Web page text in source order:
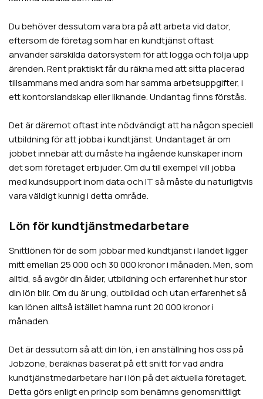
Du behöver dessutom vara bra på att arbeta vid dator,
eftersom de företag som har en kundtjänst oftast
använder särskilda datorsystem för att logga och följa upp
ärenden. Rent praktiskt får du räkna med att sitta placerad
tillsammans med andra som har samma arbetsuppgifter, i
ett kontorslandskap eller liknande. Undantag finns förstås.
Det är däremot oftast inte nödvändigt att ha någon speciell
utbildning för att jobba i kundtjänst. Undantaget är om
jobbet innebär att du måste ha ingående kunskaper inom
det som företaget erbjuder. Om du till exempel vill jobba
med kundsupport inom data och IT så måste du naturligtvis
vara väldigt kunnig i detta område.
Lön för kundtjänstmedarbetare
Snittlönen för de som jobbar med kundtjänst i landet ligger
mitt emellan 25 000 och 30 000 kronor i månaden. Men, som
alltid, så avgör din ålder, utbildning och erfarenhet hur stor
din lön blir. Om du är ung, outbildad och utan erfarenhet så
kan lönen alltså istället hamna runt 20 000 kronor i
månaden.
Det är dessutom så att din lön, i en anställning hos oss på
Jobzone, beräknas baserat på ett snitt för vad andra
kundtjänstmedarbetare har i lön på det aktuella företaget.
Detta görs enligt en princip som benämns genomsnittligt